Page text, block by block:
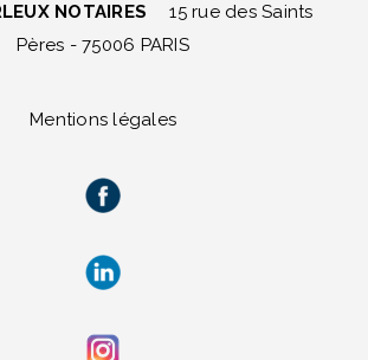
NOTAIRES
15 rue des Saints
Pères - 75006 PARIS
Mentions légales